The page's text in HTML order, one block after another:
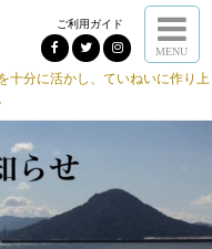
ご利用ガイド
MENU
十分に活かし、ていねいに作り上